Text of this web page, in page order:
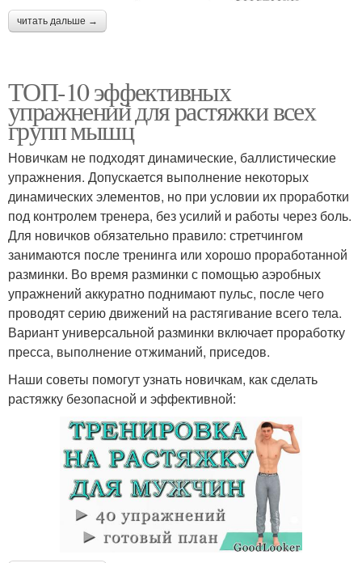
читать дальше →
ТОП-10 эффективных
упражнений для растяжки всех
групп мышц
Новичкам не подходят динамические, баллистические
упражнения. Допускается выполнение некоторых
динамических элементов, но при условии их проработки
под контролем тренера, без усилий и работы через боль.
Для новичков обязательно правило: стретчингом
занимаются после тренинга или хорошо проработанной
разминки. Во время разминки с помощью аэробных
упражнений аккуратно поднимают пульс, после чего
проводят серию движений на растягивание всего тела.
Вариант универсальной разминки включает проработку
пресса, выполнение отжиманий, приседов.
Наши советы помогут узнать новичкам, как сделать
растяжку безопасной и эффективной: